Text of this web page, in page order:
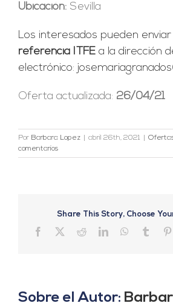
Ubicación: Sevilla
Los interesados pueden enviar
referencia ITFEa la dirección
electrónico:
Oferta actualizada: 26/04/21
Por Barbara Lopez abril 26th, 2021
comentarios
Share This Story, Choose
Facebook RedditLinkedInWhatsApp
Tumblr
Sobre el Autor: